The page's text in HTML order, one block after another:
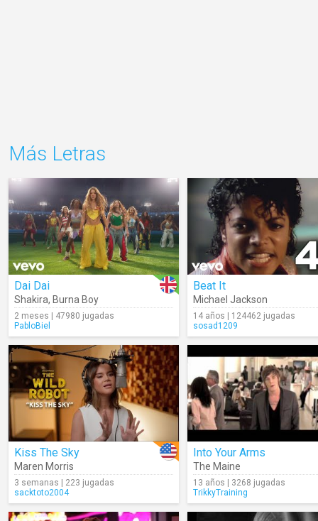
Más Letras
Dai Dai
Shakira, Burna Boy
2 meses | 47980 jugadas
PabloBiel
Beat It
Michael Jackson
14 años | 124462 jugadas
sosad1209
Kiss The Sky
Maren Morris
3 semanas | 223 jugadas
sacktoto2004
Into Your Arms
The Maine
13 años | 3268 jugadas
TrikkyTraining